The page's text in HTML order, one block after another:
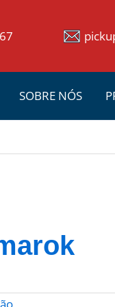
SOBRE NÓS